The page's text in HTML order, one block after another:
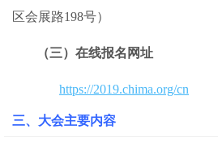
区会展路198号）
（三）在线报名网址
https://2019.chima.org/cn
三、 大会主要内容